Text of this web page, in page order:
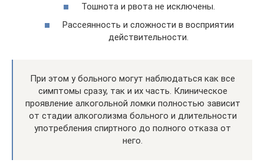
Тошнота и рвота не исключены.
Рассеянность и сложности в восприятии
действительности.
При этом у больного могут наблюдаться как все
симптомы сразу, так и их часть. Клиническое
проявление алкогольной ломки полностью зависит
от стадии алкоголизма больного и длительности
употребления спиртного до полного отказа от
него.